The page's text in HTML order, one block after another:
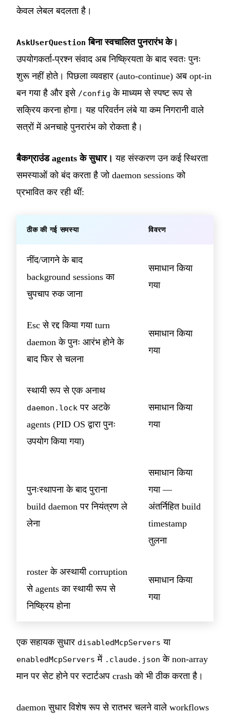
केवल लेबल बदलता है।
AskUserQuestion बिना स्वचालित पुनरारंभ के।
उपयोगकर्ता-प्रश्न संवाद अब निष्क्रियता के बाद स्वतः पुनः
शुरू नहीं होते। पिछला व्यवहार (auto-continue) अब opt-in
बन गया है और इसे /config के माध्यम से स्पष्ट रूप से
सक्रिय करना होगा। यह परिवर्तन लंबे या कम निगरानी वाले
सत्रों में अनचाहे पुनरारंभ को रोकता है।
बैकग्राउंड agents के सुधार। यह संस्करण उन कई स्थिरता
समस्याओं को बंद करता है जो daemon sessions को
प्रभावित कर रही थीं:
ठीक की गई समस्या विवरण
नींद/जागने के बाद
background sessions का
चुपचाप रुक जाना
समाधान किया
गया
Esc से रद्द किया गया turn
daemon के पुनः आरंभ होने के
बाद फिर से चलना
समाधान किया
गया
स्थायी रूप से एक अनाथ
daemon.lock पर अटके
agents (PID OS द्वारा पुनः
उपयोग किया गया)
समाधान किया
गया
पुनःस्थापना के बाद पुराना
build daemon पर नियंत्रण ले
लेना
समाधान किया
गया —
अंतर्निहित build
timestamp
तुलना
roster के अस्थायी corruption
से agents का स्थायी रूप से
निष्क्रिय होना
समाधान किया
गया
एक सहायक सुधार disabledMcpServers या
enabledMcpServers में .claude.json के non-array
मान पर सेट होने पर स्टार्टअप crash को भी ठीक करता है।
daemon सुधार विशेष रूप से रातभर चलने वाले workflows